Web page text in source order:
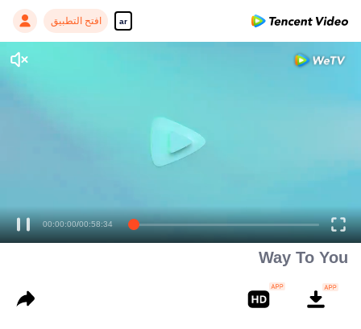
ar افتح التطبيق
00:00:00/00:58:34
Way To You